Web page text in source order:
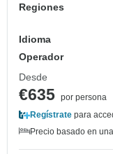
Regiones
Idioma
Operador
Desde
€635 por persona
Regístrate para
Precio basado en